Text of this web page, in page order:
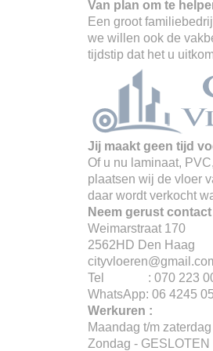
Van plan om te
Een groot
we willen ook de
tijdstip dat het u
Jij maakt geen tijd
Of u nu laminaat,
plaatsen wij de vloer
daar wordt verkocht
Neem gerust
Weimarstraat 170
2562HD Den Haag
Tel : 070 223 00
WhatsApp: 06 4245
Werkuren :
Maandag t/m
Zondag - GESLOTEN